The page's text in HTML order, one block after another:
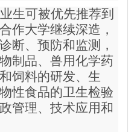
生可被优先推荐到
作大学继续深造，
断、预防和监测，
制品、兽用化学药
饲料的研发、生
性食品的卫生检验
管理、技术应用和